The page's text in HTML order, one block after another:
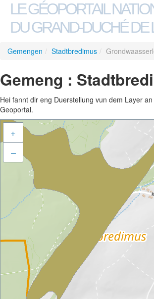
LE GÉOPORTAIL
DU GRAND-DUCHÉ
Gemengen / Stadtbredimus /
Gemeng :
Hei fannt dir eng Duerstellung vun dem Layer
Geoportal.
+
–